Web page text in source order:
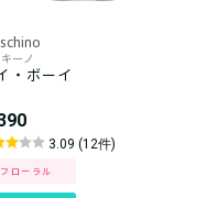
ーノ
・ボーイ
3.09 (12件)
フローラル